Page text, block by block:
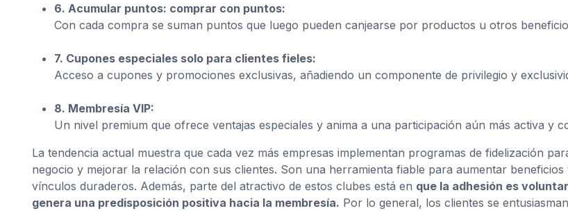
6. Acumular puntos: comprar con puntos:
Con cada compra se suman puntos que luego pueden canjearse por productos u otros
7. Cupones especiales solo para clientes fieles:
Acceso a cupones y promociones exclusivas, añadiendo un componente de privilegio y
8. Membresía VIP:
Un nivel premium que ofrece ventajas especiales y anima a una participación aún más activa y
La tendencia actual muestra que cada vez más empresas implementan programas de fidelización
negocio y mejorar la relación con sus clientes. Son una herramienta fiable para aumentar
vínculos duraderos. Además, parte del atractivo de estos clubes está en que la adhesión es
genera una predisposición positiva hacia la membresía. Por lo general, los clientes se